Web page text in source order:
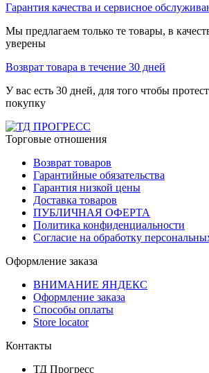
Гарантия качества и сервисное
Мы предлагаем только те товары, в
уверены
Возврат товара в течение 30 дней
У вас есть 30 дней, для того чтобы
покупку
Торговые отношения
Возврат товаров
Гарантийные обязательства
Гарантия низкой цены
Доставка товаров
ПУБЛИЧНАЯ ОФЕРТА
Политика конфиденциальности
Согласие на обработку
Оформление заказа
ВНИМАНИЕ ЯНДЕКС
Оформление заказа
Способы оплаты
Store locator
Контакты
ТД Прогресс